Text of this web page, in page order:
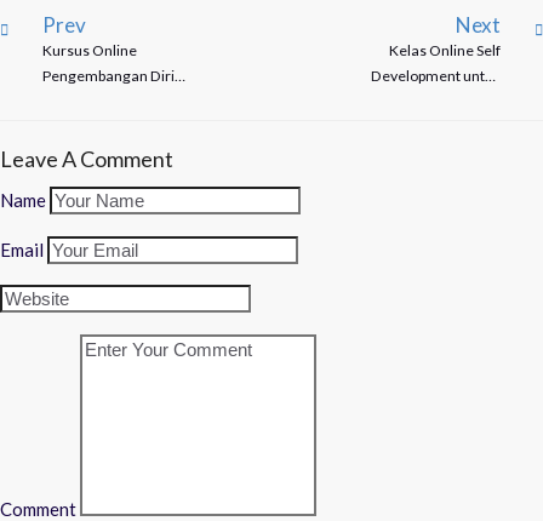
Prev
Kursus Online
Pengembangan Diri
Next
Kelas Online Self
Development untuk
Leave A Comment
Name
Email
Comment